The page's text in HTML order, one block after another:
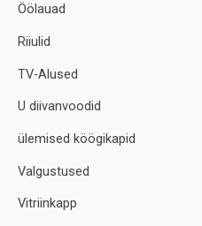
Öölauad
Riiulid
TV-Alused
U diivanvoodid
ülemised köögikapid
Valgustused
Vitriinkapp